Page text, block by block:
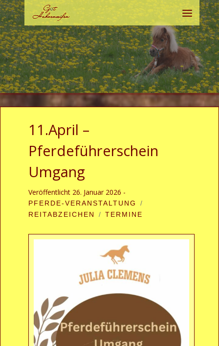
Zum Inhalt springen
Menü
11.April –
Pferdeführerschein
Umgang
Veröffentlicht 26. Januar 2026 -
PFERDE-VERANSTALTUNG
REITABZEICHEN
TERMINE